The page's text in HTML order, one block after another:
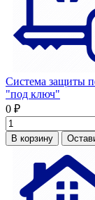
Система защиты
"под ключ"
0 ₽
В корзину